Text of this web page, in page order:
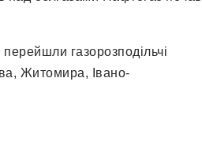
газорозподільчі
Житомира, Івано-